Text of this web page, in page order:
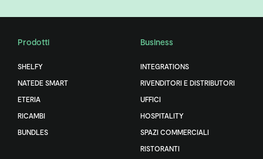
Prodotti
SHELFY
NATEDE SMART
ETERIA
RICAMBI
BUNDLES
Business
INTEGRATIONS
RIVENDITORI E DISTRIBUTORI
UFFICI
HOSPITALITY
SPAZI COMMERCIALI
RISTORANTI